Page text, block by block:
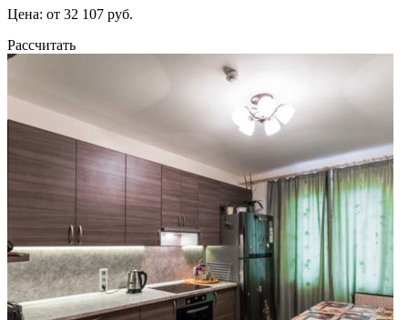
Цена: от 32 107 руб.
Рассчитать